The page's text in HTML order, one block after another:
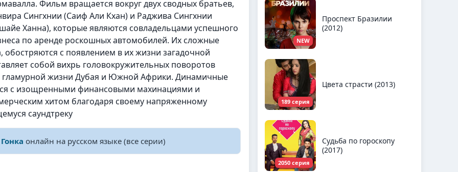
Фильм вращается вокруг двух сводных братьев,
Сингхнии (Саиф Али Кхан) и Раджива Сингхнии
Ханна), которые являются совладельцами успешного
по аренде роскошных автомобилей. Их сложные
с появлением в их жизни загадочной
собой вихрь головокружительных поворотов
гламурной жизни Дубая и Южной Африки. Динамичные
с изощренными финансовыми махинациями и
хитом благодаря своему напряженному
саундтреку
Гонка онлайн на русском языке (все серии)
NEW
Проспект Бразилии
(2012)
189 серия
Цвета страсти (2013)
2050 серия
Судьба по гороскопу
(2017)